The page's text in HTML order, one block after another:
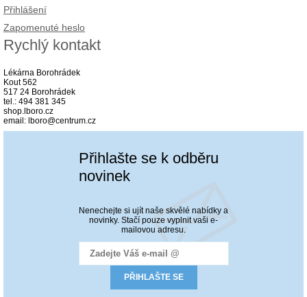
Přihlášení
Zapomenuté heslo
Rychlý kontakt
Lékárna Borohrádek
Kout 562
517 24 Borohrádek
tel.: 494 381 345
shop.lboro.cz
email: lboro@centrum.cz
Přihlašte se k odběru
novinek
Nenechejte si ujít naše skvělé nabídky a
novinky. Stačí pouze vyplnit vaši e-
mailovou adresu.